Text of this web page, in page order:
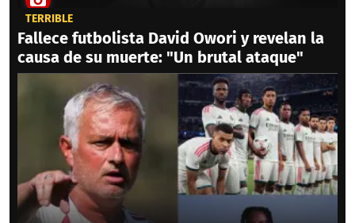
TERRIBLE
Fallece futbolista David Owori y revelan la
causa de su muerte: "Un brutal ataque"